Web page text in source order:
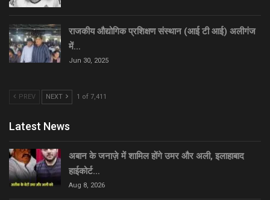
राजकीय औद्योगिक प्रशिक्षण संस्थान (आई टी आई) अलीगंज
में…
Jun 30, 2025
PREV NEXT 1 of 7,411
Latest News
अबान के जनाज़े में शामिल होंगे उमर और अली, इलाहाबाद
हाईकोर्ट…
Aug 8, 2026